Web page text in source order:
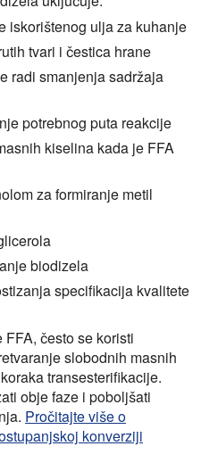
iskorištenog ulja za kuhanje
tvari i čestica hrane
radi smanjenja sadržaja
potrebnog puta reakcije
kiselina kada je FFA
za formiranje metil
biodizela
specifikacija kvalitete
često se koristi
slobodnih masnih
transesterifikacije.
obje faze i poboljšati
Pročitajte više o
konverziji